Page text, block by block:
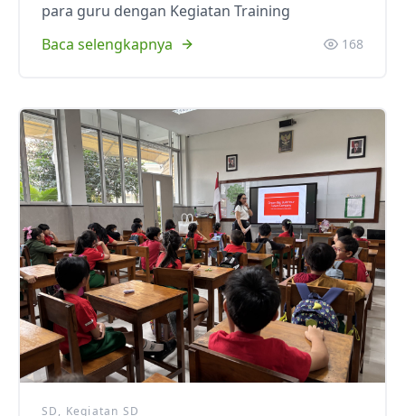
para guru dengan Kegiatan Training
Baca selengkapnya
168
SD, Kegiatan SD